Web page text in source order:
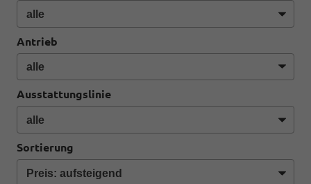
Antrieb
Ausstattungslinie
Sortierung